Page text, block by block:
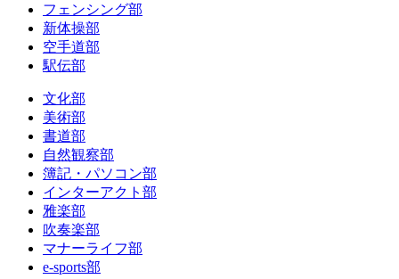
フェンシング部
新体操部
空手道部
駅伝部
文化部
美術部
書道部
自然観察部
簿記・パソコン部
インターアクト部
雅楽部
吹奏楽部
マナーライフ部
e-sports部